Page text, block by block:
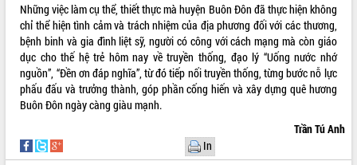
Những việc làm cụ thể, thiết thực mà huyện Buôn Đôn đã thực hiện không
chỉ thể hiện tình cảm và trách nhiệm của địa phương đối với các thương,
bệnh binh và gia đình liệt sỹ, người có công với cách mạng mà còn giáo
dục cho thế hệ trẻ hôm nay về truyền thống, đạo lý “Uống nước nhớ
nguồn”, “Đền ơn đáp nghĩa”, từ đó tiếp nối truyền thống, từng bước nỗ lực
phấu đấu và trưởng thành, góp phần cống hiến và xây dựng quê hương
Buôn Đôn ngày càng giàu mạnh.
Trần Tú Anh
In